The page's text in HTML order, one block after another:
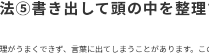
⑤書き出して頭の中を整
がうまくできず、言葉に出てしまうことがあります。